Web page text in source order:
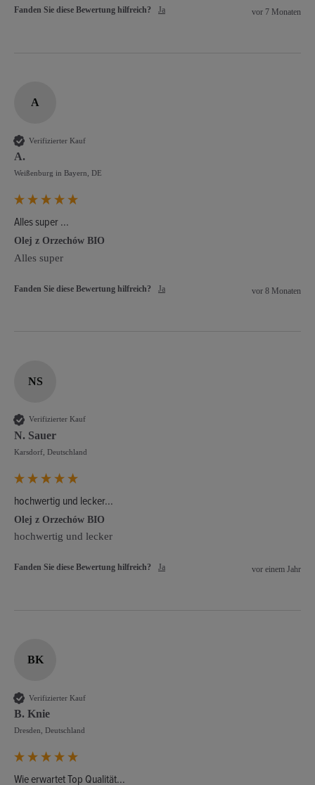
Fanden Sie diese Bewertung hilfreich? Ja vor 7 Monaten
A
Verifizierter Kauf
A.
Weißenburg in Bayern, DE
Alles super ...
Olej z Orzechów BIO
Alles super
Fanden Sie diese Bewertung hilfreich? Ja vor 8 Monaten
NS
Verifizierter Kauf
N. Sauer
Karsdorf, Deutschland
hochwertig und lecker...
Olej z Orzechów BIO
hochwertig und lecker
Fanden Sie diese Bewertung hilfreich? Ja vor einem Jahr
BK
Verifizierter Kauf
B. Knie
Dresden, Deutschland
Wie erwartet Top Qualität...